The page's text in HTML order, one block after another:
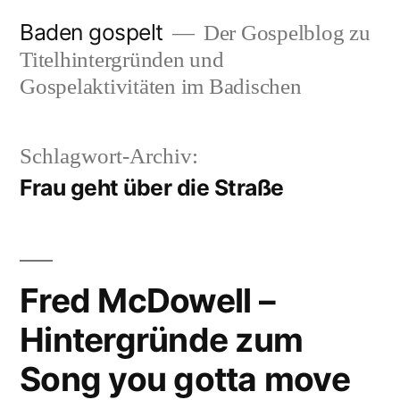
Inhalt
springen
Baden gospelt
Der Gospelblog zu
Titelhintergründen und
Gospelaktivitäten im Badischen
Schlagwort-Archiv:
Frau geht über die Straße
Fred McDowell –
Hintergründe zum
Song you gotta move